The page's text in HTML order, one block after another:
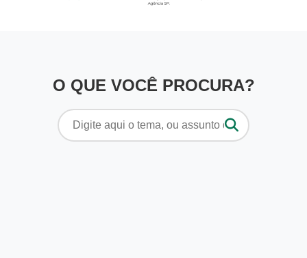
O QUE VOCÊ PROCURA?
Pesquisar
por: